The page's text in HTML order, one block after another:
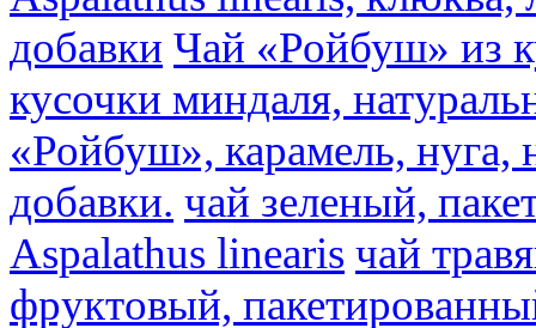
добавки Чай «Ройбуш» из
кусочки миндаля,
«Ройбуш», карамель, нуга,
добавки. чай зеленый,
Aspalathus linearis чай
фруктовый,